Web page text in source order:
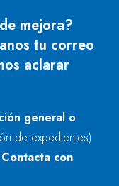
mejora?
tu correo
aclarar
general o
de expedientes)
Contacta con